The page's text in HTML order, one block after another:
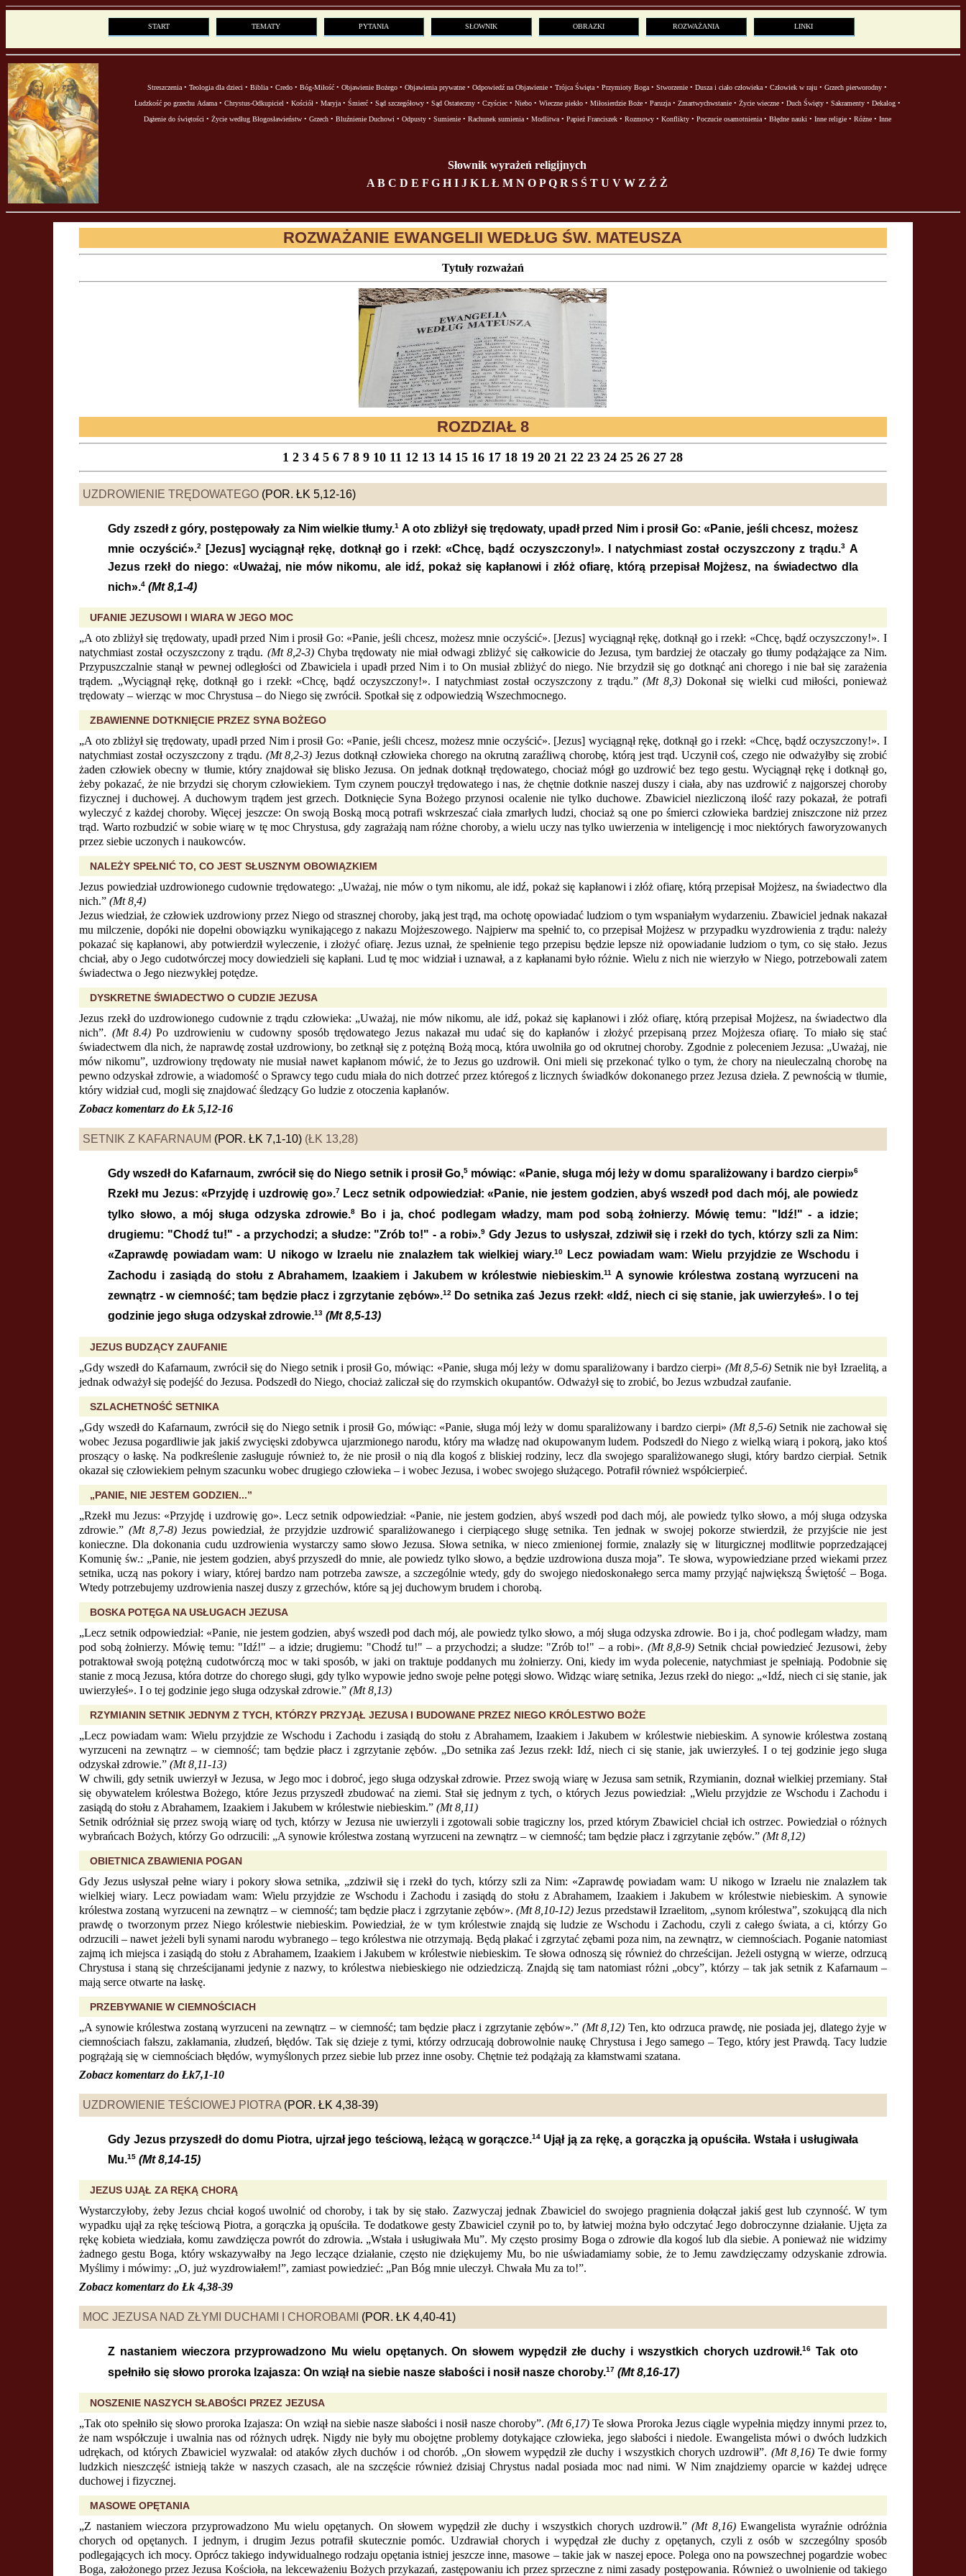
START TEMATY PYTANIA SŁOWNIK OBRAZKI ROZWAŻANIA LINKI
Streszczenia • Teologia dla dzieci • Biblia • Credo • Bóg-Miłość • Objawienie Bożego • Objawienia prywatne • Odpowiedź na Objawienie • Trójca Święta • Przymioty Boga • Stworzenie • Dusza i ciało człowieka • Człowiek w raju • Grzech pierworodny •
Ludzkość po grzechu Adama• Chrystus-Odkupiciel • Kościół• Maryja• Śmierć• Sąd szczegółowy• Sąd Ostateczny• Czyściec• Niebo• Wieczne piekło• Miłosierdzie Boże• Paruzja• Zmartwychwstanie• Życie wieczne• Duch Święty• Sakramenty• Dekalog•
Dążenie do świętości • Życie według Błogosławieństw• Grzech• Bluźnienie Duchowi • Odpusty• Sumienie• Rachunek sumienia• Modlitwa• Papież Franciszek• Rozmowy• Konflikty• Poczucie osamotnienia• Błędne nauki • Inne religie• Różne• Inne
Słownik wyrażeń religijnych
A B C D E F G H I J K L Ł M N O P Q R S Ś T U V W Z Ź Ż
ROZWAŻANIE EWANGELII WEDŁUG ŚW. MATEUSZA
Tytuły rozważań
ROZDZIAŁ 8
1 2 3 4 5 6 7 89 10 11 12 13 14 15 16 17 18 19 20 21 22 23 24 25 26 27 28
UZDROWIENIE TRĘDOWATEGO (POR. ŁK 5,12-16)
Gdy zszedł z góry, postępowały za Nim wielkie tłumy.1 A oto zbliżył się trędowaty, upadł przed Nim i prosił Go: «Panie, jeśli chcesz, możesz
mnie oczyścić».2[Jezus] wyciągnął rękę, dotknął go i rzekł: «Chcę, bądź oczyszczony!». I natychmiast został oczyszczony z trądu.3 A
Jezus rzekł do niego: «Uważaj, nie mów nikomu, ale idź, pokaż się kapłanowi i złóż ofiarę, którą przepisał Mojżesz, na świadectwo dla
nich».4 (Mt 8,1-4)
UFANIE JEZUSOWI I WIARA W JEGO MOC
„A oto zbliżył się trędowaty, upadł przed Nim i prosił Go: «Panie, jeśli chcesz, możesz mnie oczyścić». [Jezus] wyciągnął rękę, dotknął go i rzekł: «Chcę, bądź oczyszczony!». I
natychmiast został oczyszczony z trądu. (Mt 8,2-3)Chyba trędowaty nie miał odwagi zbliżyć się całkowicie do Jezusa, tym bardziej że otaczały go tłumy podążające za Nim.
Przypuszczalnie stanął w pewnej odległości od Zbawiciela i upadł przed Nim i to On musiał zbliżyć do niego. Nie brzydził się go dotknąć ani chorego i nie bał się zarażenia
trądem. „Wyciągnął rękę, dotknął go i rzekł: «Chcę, bądź oczyszczony!». I natychmiast został oczyszczony z trądu.”(Mt 8,3) Dokonał się wielki cud miłości, ponieważ
trędowaty – wierząc w moc Chrystusa – do Niego się zwrócił. Spotkał się z odpowiedzią Wszechmocnego.
ZBAWIENNE DOTKNIĘCIE PRZEZ SYNA BOŻEGO
„A oto zbliżył się trędowaty, upadł przed Nim i prosił Go: «Panie, jeśli chcesz, możesz mnie oczyścić». [Jezus] wyciągnął rękę, dotknął go i rzekł: «Chcę, bądź oczyszczony!». I
natychmiast został oczyszczony z trądu. (Mt 8,2-3) Jezus dotknął człowieka chorego na okrutną zaraźliwą chorobę, którą jest trąd. Uczynił coś, czego nie odważyłby się zrobić
żaden człowiek obecny w tłumie, który znajdował się blisko Jezusa. On jednak dotknął trędowatego, chociaż mógł go uzdrowić bez tego gestu. Wyciągnął rękę i dotknął go,
żeby pokazać, że nie brzydzi się chorym człowiekiem. Tym czynem pouczył trędowatego i nas, że chętnie dotknie naszej duszy i ciała, aby nas uzdrowić z najgorszej choroby
fizycznej i duchowej. A duchowym trądem jest grzech. Dotknięcie Syna Bożego przynosi ocalenie nie tylko duchowe. Zbawiciel niezliczoną ilość razy pokazał, że potrafi
wyleczyć z każdej choroby. Więcej jeszcze: On swoją Boską mocą potrafi wskrzeszać ciała zmarłych ludzi, chociaż są one po śmierci człowieka bardziej zniszczone niż przez
trąd. Warto rozbudzić w sobie wiarę w tę moc Chrystusa, gdy zagrażają nam różne choroby, a wielu uczy nas tylko uwierzenia w inteligencję i moc niektórych faworyzowanych
przez siebie uczonych i naukowców.
NALEŻY SPEŁNIĆ TO, CO JEST SŁUSZNYM OBOWIĄZKIEM
Jezus powiedział uzdrowionego cudownie trędowatego: „Uważaj, nie mów o tym nikomu, ale idź, pokaż się kapłanowi i złóż ofiarę, którą przepisał Mojżesz, na świadectwo dla
nich.”(Mt 8,4)
Jezus wiedział, że człowiek uzdrowiony przez Niego od strasznej choroby, jaką jest trąd, ma ochotę opowiadać ludziom o tym wspaniałym wydarzeniu. Zbawiciel jednak nakazał
mu milczenie, dopóki nie dopełni obowiązku wynikającego z nakazu Mojżeszowego. Najpierw ma spełnić to, co przepisał Mojżesz w przypadku wyzdrowienia z trądu: należy
pokazać się kapłanowi, aby potwierdził wyleczenie, i złożyć ofiarę. Jezus uznał, że spełnienie tego przepisu będzie lepsze niż opowiadanie ludziom o tym, co się stało. Jezus
chciał, aby o Jego cudotwórczej mocy dowiedzieli się kapłani. Lud tę moc widział i uznawał, a z kapłanami było różnie. Wielu z nich nie wierzyło w Niego, potrzebowali zatem
świadectwa o Jego niezwykłej potędze.
DYSKRETNE ŚWIADECTWO O CUDZIE JEZUSA
Jezus rzekł do uzdrowionego cudownie z trądu człowieka: „Uważaj, nie mów nikomu, ale idź, pokaż się kapłanowi i złóż ofiarę, którą przepisał Mojżesz, na świadectwo dla
nich”. (Mt 8.4)Po uzdrowieniu w cudowny sposób trędowatego Jezus nakazał mu udać się do kapłanów i złożyć przepisaną przez Mojżesza ofiarę. To miało się stać
świadectwem dla nich, że naprawdę został uzdrowiony, bo zetknął się z potężną Bożą mocą, która uwolniła go od okrutnej choroby. Zgodnie z poleceniem Jezusa: „Uważaj, nie
mów nikomu”, uzdrowiony trędowaty nie musiał nawet kapłanom mówić, że to Jezus go uzdrowił. Oni mieli się przekonać tylko o tym, że chory na nieuleczalną chorobę na
pewno odzyskał zdrowie, a wiadomość o Sprawcy tego cudu miała do nich dotrzeć przez któregoś z licznych świadków dokonanego przez Jezusa dzieła. Z pewnością w tłumie,
który widział cud, mogli się znajdować śledzący Go ludzie z otoczenia kapłanów.
Zobacz komentarz doŁk 5,12-16
SETNIK Z KAFARNAUM (POR. ŁK 7,1-10) (ŁK 13,28)
Gdy wszedł do Kafarnaum, zwrócił się do Niego setnik i prosił Go,5mówiąc: «Panie, sługa mój leży w domu sparaliżowany i bardzo cierpi»6
Rzekł mu Jezus: «Przyjdę i uzdrowię go».7
Lecz setnik odpowiedział: «Panie, nie jestem godzien, abyś wszedł pod dach mój, ale powiedz
tylko słowo, a mój sługa odzyska zdrowie.8
Bo i ja, choć podlegam władzy, mam pod sobą żołnierzy. Mówię temu: "Idź!" - a idzie;
drugiemu: "Chodź tu!" - a przychodzi; a słudze: "Zrób to!" - a robi».9 Gdy Jezus to usłyszał, zdziwił się i rzekł do tych, którzy szli za Nim:
«Zaprawdę powiadam wam: U nikogo w Izraelu nie znalazłem tak wielkiej wiary.10Lecz powiadam wam: Wielu przyjdzie ze Wschodu i
Zachodu i zasiądą do stołu z Abrahamem, Izaakiem i Jakubem w królestwie niebieskim.11A synowie królestwa zostaną wyrzuceni na
zewnątrz - w ciemność; tam będzie płacz i zgrzytanie zębów».12Do setnika zaś Jezus rzekł: «Idź, niech ci się stanie, jak uwierzyłeś». I o tej
godzinie jego sługa odzyskał zdrowie.13 (Mt 8,5-13)
JEZUS BUDZĄCY ZAUFANIE
„Gdy wszedł do Kafarnaum, zwrócił się do Niego setnik i prosił Go, mówiąc: «Panie, sługa mój leży w domu sparaliżowany i bardzo cierpi» (Mt 8,5-6)Setnik nie był Izraelitą, a
jednak odważył się podejść do Jezusa. Podszedł do Niego, chociaż zaliczał się do rzymskich okupantów. Odważył się to zrobić, bo Jezus wzbudzał zaufanie.
SZLACHETNOŚĆ SETNIKA
„Gdy wszedł do Kafarnaum, zwrócił się do Niego setnik i prosił Go, mówiąc: «Panie, sługa mój leży w domu sparaliżowany i bardzo cierpi»(Mt 8,5-6)Setnik nie zachował się
wobec Jezusa pogardliwie jak jakiś zwycięski zdobywca ujarzmionego narodu, który ma władzę nad okupowanym ludem. Podszedł do Niego z wielką wiarą i pokorą, jako ktoś
proszący o łaskę. Na podkreślenie zasługuje również to, że nie prosił o nią dla kogoś z bliskiej rodziny, lecz dla swojego sparaliżowanego sługi, który bardzo cierpiał. Setnik
okazał się człowiekiem pełnym szacunku wobec drugiego człowieka – i wobec Jezusa, i wobec swojego służącego. Potrafił również współcierpieć.
„PANIE, NIE JESTEM GODZIEN...”
„Rzekł mu Jezus: «Przyjdę i uzdrowię go». Lecz setnik odpowiedział: «Panie, nie jestem godzien, abyś wszedł pod dach mój, ale powiedz tylko słowo, a mój sługa odzyska
zdrowie.”(Mt 8,7-8) Jezus powiedział, że przyjdzie uzdrowić sparaliżowanego i cierpiącego sługę setnika. Ten jednak w swojej pokorze stwierdził, że przyjście nie jest
konieczne. Dla dokonania cudu uzdrowienia wystarczy samo słowo Jezusa. Słowa setnika, w nieco zmienionej formie, znalazły się w liturgicznej modlitwie poprzedzającej
Komunię św.: „Panie, nie jestem godzien, abyś przyszedł do mnie, ale powiedz tylko słowo, a będzie uzdrowiona dusza moja”. Te słowa, wypowiedziane przed wiekami przez
setnika, uczą nas pokory i wiary, której bardzo nam potrzeba zawsze, a szczególnie wtedy, gdy do swojego niedoskonałego serca mamy przyjąć największą Świętość – Boga.
Wtedy potrzebujemy uzdrowienia naszej duszy z grzechów, które są jej duchowym brudem i chorobą.
BOSKA POTĘGA NA USŁUGACH JEZUSA
„Lecz setnik odpowiedział: «Panie, nie jestem godzien, abyś wszedł pod dach mój, ale powiedz tylko słowo, a mój sługa odzyska zdrowie. Bo i ja, choć podlegam władzy, mam
pod sobą żołnierzy. Mówię temu: "Idź!" – a idzie; drugiemu: "Chodź tu!" – a przychodzi; a słudze: "Zrób to!" – a robi». (Mt 8,8-9) Setnik chciał powiedzieć Jezusowi, żeby
potraktował swoją potężną cudotwórczą moc w taki sposób, w jaki on traktuje poddanych mu żołnierzy. Oni, kiedy im wyda polecenie, natychmiast je spełniają. Podobnie się
stanie z mocą Jezusa, która dotrze do chorego sługi, gdy tylko wypowie jedno swoje pełne potęgi słowo. Widząc wiarę setnika, Jezus rzekł do niego: „«Idź, niech ci się stanie, jak
uwierzyłeś». I o tej godzinie jego sługa odzyskał zdrowie.”(Mt 8,13)
RZYMIANIN SETNIK JEDNYM Z TYCH, KTÓRZY PRZYJĄŁ JEZUSA I BUDOWANE PRZEZ NIEGO KRÓLESTWO BOŻE
„Lecz powiadam wam: Wielu przyjdzie ze Wschodu i Zachodu i zasiądą do stołu z Abrahamem, Izaakiem i Jakubem w królestwie niebieskim. A synowie królestwa zostaną
wyrzuceni na zewnątrz – w ciemność; tam będzie płacz i zgrzytanie zębów. „Do setnika zaś Jezus rzekł: Idź, niech ci się stanie, jak uwierzyłeś. I o tej godzinie jego sługa
odzyskał zdrowie.”(Mt 8,11-13)
W chwili, gdy setnik uwierzył w Jezusa, w Jego moc i dobroć, jego sługa odzyskał zdrowie. Przez swoją wiarę w Jezusa sam setnik, Rzymianin, doznał wielkiej przemiany. Stał
się obywatelem królestwa Bożego, które Jezus przyszedł zbudować na ziemi. Stał się jednym z tych, o których Jezus powiedział: „Wielu przyjdzie ze Wschodu i Zachodu i
zasiądą do stołu z Abrahamem, Izaakiem i Jakubem w królestwie niebieskim.”(Mt 8,11)
Setnik odróżniał się przez swoją wiarę od tych, którzy w Jezusa nie uwierzyli i zgotowali sobie tragiczny los, przed którym Zbawiciel chciał ich ostrzec. Powiedział o różnych
wybrańcach Bożych, którzy Go odrzucili: „A synowie królestwa zostaną wyrzuceni na zewnątrz – w ciemność; tam będzie płacz i zgrzytanie zębów.”(Mt 8,12)
OBIETNICA ZBAWIENIA POGAN
Gdy Jezus usłyszał pełne wiary i pokory słowa setnika, „zdziwił się i rzekł do tych, którzy szli za Nim: «Zaprawdę powiadam wam: U nikogo w Izraelu nie znalazłem tak
wielkiej wiary. Lecz powiadam wam: Wielu przyjdzie ze Wschodu i Zachodu i zasiądą do stołu z Abrahamem, Izaakiem i Jakubem w królestwie niebieskim. A synowie
królestwa zostaną wyrzuceni na zewnątrz – w ciemność; tam będzie płacz i zgrzytanie zębów». (Mt 8,10-12) Jezus przedstawił Izraelitom, „synom królestwa”, szokującą dla nich
prawdę o tworzonym przez Niego królestwie niebieskim. Powiedział, że w tym królestwie znajdą się ludzie ze Wschodu i Zachodu, czyli z całego świata, a ci, którzy Go
odrzucili – nawet jeżeli byli synami narodu wybranego – tego królestwa nie otrzymają. Będą płakać i zgrzytać zębami poza nim, na zewnątrz, w ciemnościach. Poganie natomiast
zajmą ich miejsca i zasiądą do stołu z Abrahamem, Izaakiem i Jakubem w królestwie niebieskim. Te słowa odnoszą się również do chrześcijan. Jeżeli ostygną w wierze, odrzucą
Chrystusa i staną się chrześcijanami jedynie z nazwy, to królestwa niebieskiego nie odziedziczą. Znajdą się tam natomiast różni „obcy”, którzy – tak jak setnik z Kafarnaum –
mają serce otwarte na łaskę.
PRZEBYWANIE W CIEMNOŚCIACH
„A synowie królestwa zostaną wyrzuceni na zewnątrz – w ciemność; tam będzie płacz i zgrzytanie zębów».” (Mt 8,12) Ten, kto odrzuca prawdę, nie posiada jej, dlatego żyje w
ciemnościach fałszu, zakłamania, złudzeń, błędów. Tak się dzieje z tymi, którzy odrzucają dobrowolnie naukę Chrystusa i Jego samego – Tego, który jest Prawdą. Tacy ludzie
pogrążają się w ciemnościach błędów, wymyślonych przez siebie lub przez inne osoby. Chętnie też podążają za kłamstwami szatana.
Zobacz komentarz doŁk7,1-10
UZDROWIENIE TEŚCIOWEJ PIOTRA (POR. ŁK 4,38-39)
Gdy Jezus przyszedł do domu Piotra, ujrzał jego teściową, leżącą w gorączce.14Ujął ją za rękę, a gorączka ją opuściła. Wstała i usługiwała
Mu.15 (Mt 8,14-15)
JEZUS UJĄŁ ZA RĘKĄ CHORĄ
Wystarczyłoby, żeby Jezus chciał kogoś uwolnić od choroby, i tak by się stało. Zazwyczaj jednak Zbawiciel do swojego pragnienia dołączał jakiś gest lub czynność. W tym
wypadku ujął za rękę teściową Piotra, a gorączka ją opuściła. Te dodatkowe gesty Zbawiciel czynił po to, by łatwiej można było odczytać Jego dobroczynne działanie. Ujęta za
rękę kobieta wiedziała, komu zawdzięcza powrót do zdrowia. „Wstała i usługiwała Mu”. My często prosimy Boga o zdrowie dla kogoś lub dla siebie. A ponieważ nie widzimy
żadnego gestu Boga, który wskazywałby na Jego leczące działanie, często nie dziękujemy Mu, bo nie uświadamiamy sobie, że to Jemu zawdzięczamy odzyskanie zdrowia.
Myślimy i mówimy: „O, już wyzdrowiałem!”, zamiast powiedzieć: „Pan Bóg mnie uleczył. Chwała Mu za to!”.
Zobacz komentarz doŁk 4,38-39
MOC JEZUSA NAD ZŁYMI DUCHAMI I CHOROBAMI (POR. ŁK 4,40-41)
Z nastaniem wieczora przyprowadzono Mu wielu opętanych. On słowem wypędził złe duchy i wszystkich chorych uzdrowił.16
Tak oto
spełniło się słowo proroka Izajasza: On wziął na siebie nasze słabości i nosił nasze choroby.17 (Mt 8,16-17)
NOSZENIE NASZYCH SŁABOŚCI PRZEZ JEZUSA
„Tak oto spełniło się słowo proroka Izajasza: On wziął na siebie nasze słabości i nosił nasze choroby”. (Mt 6,17) Te słowa Proroka Jezus ciągle wypełnia między innymi przez to,
że nam współczuje i uwalnia nas od różnych udręk. Nigdy nie były mu obojętne problemy dotykające człowieka, jego słabości i niedole. Ewangelista mówi o dwóch ludzkich
udrękach, od których Zbawiciel wyzwalał: od ataków złych duchów i od chorób. „On słowem wypędził złe duchy i wszystkich chorych uzdrowił”. (Mt 8,16)Te dwie formy
ludzkich nieszczęść istnieją także w naszych czasach, ale na szczęście również dzisiaj Chrystus nadal posiada moc nad nimi. W Nim znajdziemy oparcie w każdej udręce
duchowej i fizycznej.
MASOWE OPĘTANIA
„Z nastaniem wieczora przyprowadzono Mu wielu opętanych. On słowem wypędził złe duchy i wszystkich chorych uzdrowił.”(Mt 8,16)Ewangelista wyraźnie odróżnia
chorych od opętanych. I jednym, i drugim Jezus potrafił skutecznie pomóc. Uzdrawiał chorych i wypędzał złe duchy z opętanych, czyli z osób w szczególny sposób
podlegających ich mocy. Oprócz takiego indywidualnego rodzaju opętania istniej jeszcze inne, masowe – takie jak w naszej epoce. Polega ono na powszechnej pogardzie wobec
Boga, założonego przez Jezusa Kościoła, na lekceważeniu Bożych przykazań, zastępowaniu ich przez sprzeczne z nimi zasady postępowania. Również o uwolnienie od takiego